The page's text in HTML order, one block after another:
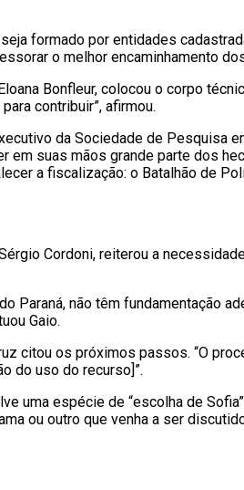
formado por entidades
o melhor encaminhamento
Bonfleur, colocou o corpo
contribuir”, afirmou.
da Sociedade de Pesquisa
suas mãos grande parte dos
a fiscalização: o Batalhão de
Cordoni, reiterou a
não têm fundamentação
Gaio.
citou os próximos passos. “O
do uso do recurso]”.
uma espécie de “escolha de
ou outro que venha a ser